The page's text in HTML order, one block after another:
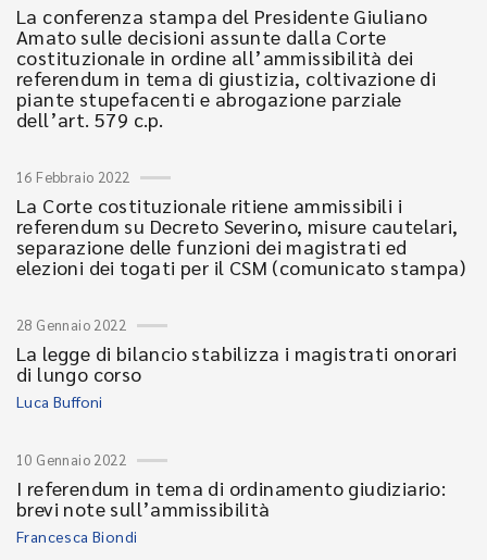
La conferenza stampa del Presidente Giuliano
Amato sulle decisioni assunte dalla Corte
costituzionale in ordine all’ammissibilità dei
referendum in tema di giustizia, coltivazione di
piante stupefacenti e abrogazione parziale
dell’art. 579 c.p.
16 Febbraio 2022
La Corte costituzionale ritiene ammissibili i
referendum su Decreto Severino, misure cautelari,
separazione delle funzioni dei magistrati ed
elezioni dei togati per il CSM (comunicato stampa)
28 Gennaio 2022
La legge di bilancio stabilizza i magistrati onorari
di lungo corso
Luca Buffoni
10 Gennaio 2022
I referendum in tema di ordinamento giudiziario:
brevi note sull’ammissibilità
Francesca Biondi